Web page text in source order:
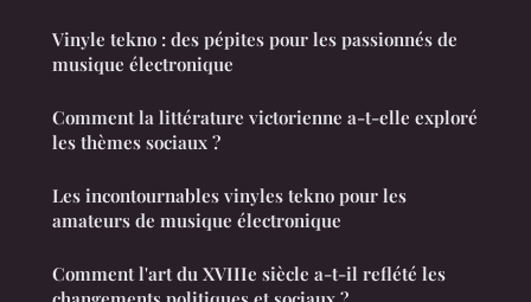
Vinyle tekno : des pépites pour les passionnés de
musique électronique
Comment la littérature victorienne a-t-elle exploré
les thèmes sociaux ?
Les incontournables vinyles tekno pour les
amateurs de musique électronique
Comment l'art du XVIIIe siècle a-t-il reflété les